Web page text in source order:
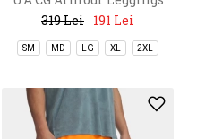
319 Lei 191 Lei
SM MD LG XL 2XL